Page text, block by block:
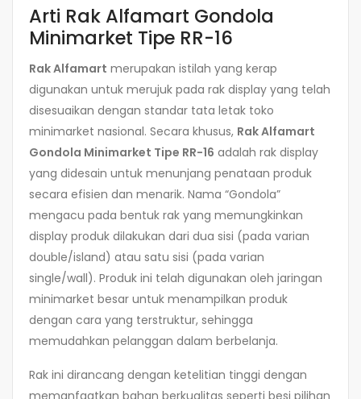
Arti Rak Alfamart Gondola
Minimarket Tipe RR-16
Rak Alfamart merupakan istilah yang kerap
digunakan untuk merujuk pada rak display yang telah
disesuaikan dengan standar tata letak toko
minimarket nasional. Secara khusus, Rak Alfamart
Gondola Minimarket Tipe RR-16 adalah rak display
yang didesain untuk menunjang penataan produk
secara efisien dan menarik. Nama “Gondola”
mengacu pada bentuk rak yang memungkinkan
display produk dilakukan dari dua sisi (pada varian
double/island) atau satu sisi (pada varian
single/wall). Produk ini telah digunakan oleh jaringan
minimarket besar untuk menampilkan produk
dengan cara yang terstruktur, sehingga
memudahkan pelanggan dalam berbelanja.
Rak ini dirancang dengan ketelitian tinggi dengan
memanfaatkan bahan berkualitas seperti besi pilihan